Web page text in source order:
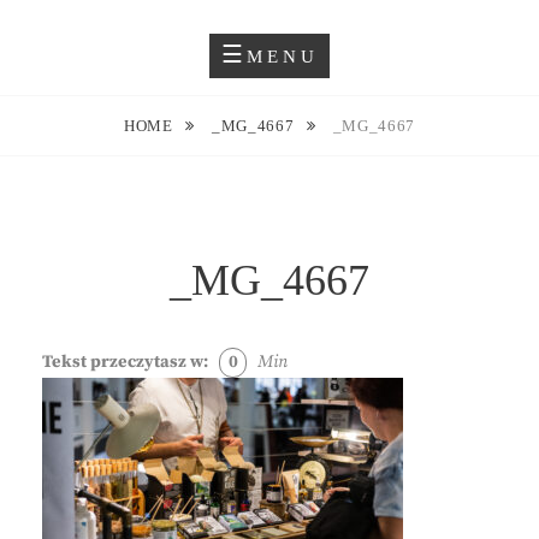
JUSTYNA EWA GROCHOWSKA
MENU
HOME _MG_4667 _MG_4667
_MG_4667
Tekst przeczytasz w: 0 Min